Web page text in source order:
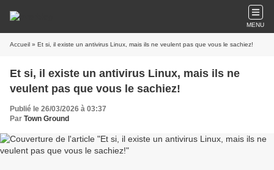
MENU
Accueil » Et si, il existe un antivirus Linux, mais ils ne veulent pas que vous le sachiez!
Et si, il existe un antivirus Linux, mais ils ne
veulent pas que vous le sachiez!
Publié le 26/03/2026 à 03:37
Par Town Ground